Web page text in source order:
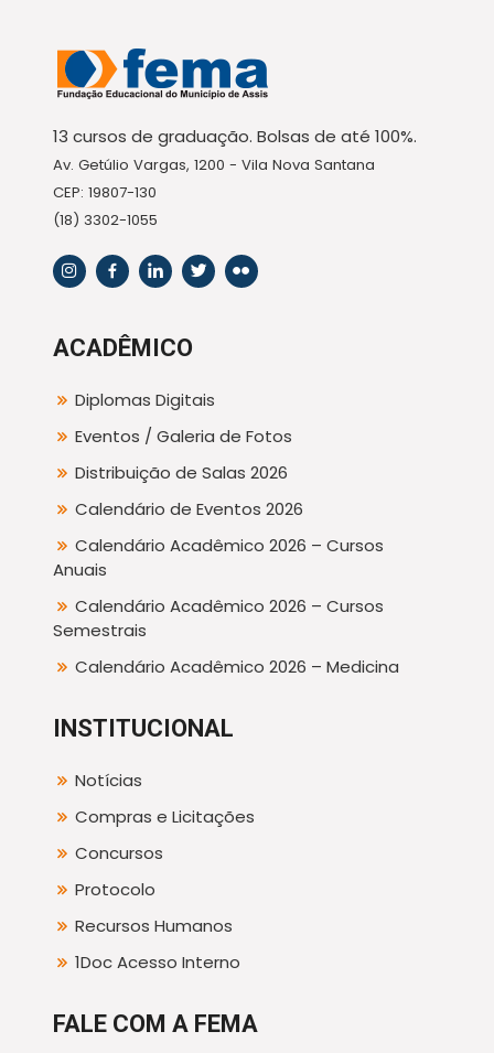
13 cursos de graduação. Bolsas de até 100%.
Av. Getúlio Vargas, 1200 - Vila Nova Santana
CEP: 19807-130
(18) 3302-1055
ACADÊMICO
Diplomas Digitais
Eventos / Galeria de Fotos
Distribuição de Salas 2026
Calendário de Eventos 2026
Calendário Acadêmico 2026 – Cursos
Anuais
Calendário Acadêmico 2026 – Cursos
Semestrais
Calendário Acadêmico 2026 – Medicina
INSTITUCIONAL
Notícias
Compras e Licitações
Concursos
Protocolo
Recursos Humanos
1Doc Acesso Interno
FALE COM A FEMA